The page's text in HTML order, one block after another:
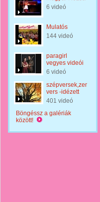
6 videó
Mulatós
144 videó
paragirl
vegyes videói
6 videó
szépversek,zenés
vers -idézett
401 videó
Böngéssz a galériák
között!